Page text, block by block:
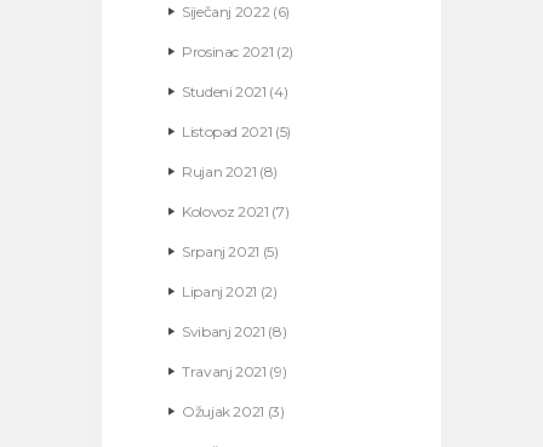
Siječanj 2022 (6)
Prosinac 2021 (2)
Studeni2021 (4)
Listopad 2021 (5)
Rujan 2021 (8)
Kolovoz2021 (7)
Srpanj2021 (5)
Lipanj2021 (2)
Svibanj2021 (8)
Travanj2021 (9)
Ožujak2021 (3)